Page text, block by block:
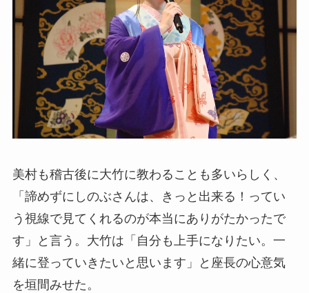
美村も稽古後に大竹に教わることも多いらしく、
「諦めずにしのぶさんは、きっと出来る！ってい
う視線で見てくれるのが本当にありがたかったで
す」と言う。大竹は「自分も上手になりたい。一
緒に登っていきたいと思います」と座長の心意気
を垣間みせた。